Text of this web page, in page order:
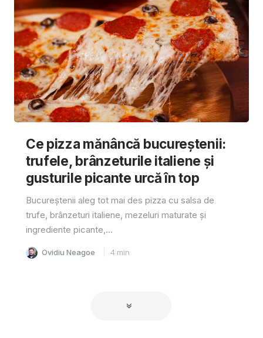
Ce pizza mănâncă bucureștenii:
trufele, brânzeturile italiene și
gusturile picante urcă în top
Bucureștenii aleg tot mai des pizza cu salsa de
trufe, brânzeturi italiene, mezeluri maturate și
ingrediente picante,...
Ovidiu Neagoe 4 min